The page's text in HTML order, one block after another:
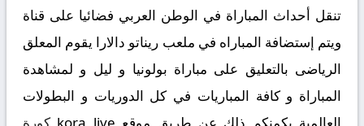
تنقل أحداث المباراة في الوطن العربي فضائيا على قناة
ويتم إستضافة المباراه في ملعب ريناتو دالارا يقوم المعلق
الرياضى بالتعليق على مباراة بولونيا و ليل و لمشاهدة
المباراة و كافة المباريات في كل الدوريات و البطولات